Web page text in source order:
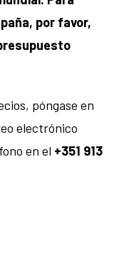
por favor,
póngase en
electrónico
en el +351 913